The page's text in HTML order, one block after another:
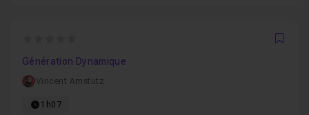
Génération Dynamique
Vincent Amstutz
1h07